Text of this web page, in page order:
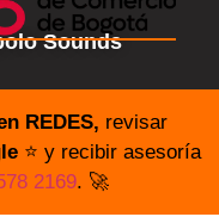
Sounds
REDES, revisar
⭐️ y recibir asesoría
2169. 🚀